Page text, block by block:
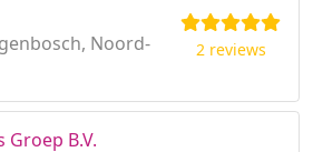
Noord-
2 reviews
B.V.